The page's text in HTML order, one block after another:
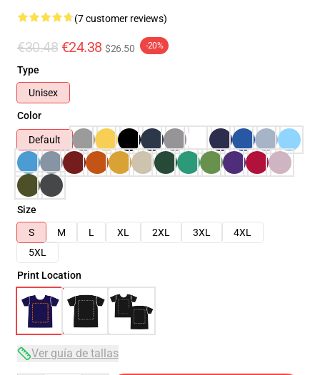
(7 customer reviews)
€30.48 €24.38 $26.50 -20%
Type
Unisex
Color
Default
Size
S
M L XL 2XL 3XL
4XL
5XL
Print Location
Ver guía de tallas